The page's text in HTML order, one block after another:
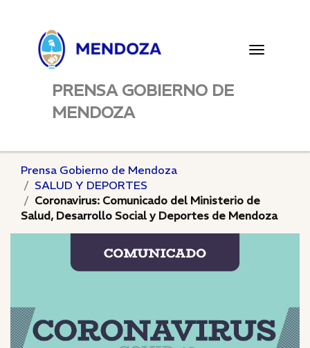
Toggle
PRENSA GOBIERNO DE
MENDOZA
Prensa Gobierno de Mendoza
SALUD Y DEPORTES
Coronavirus: Comunicado del Ministerio de
Salud, Desarrollo Social y Deportes de Mendoza